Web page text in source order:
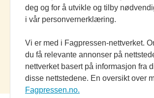
Alt innhold er
Elektronikkforlaget AS.
etter
Vær Varsom-
presseskikk
og
Om
deg og for å utvikle og tilby
i vår personvernerklæring.
Vi er med i Fagpressen-nettverket.
du få relevante annonser på
nettverket basert på informasjon fra
disse nettstedene. En oversikt over
Fagpressen.no.